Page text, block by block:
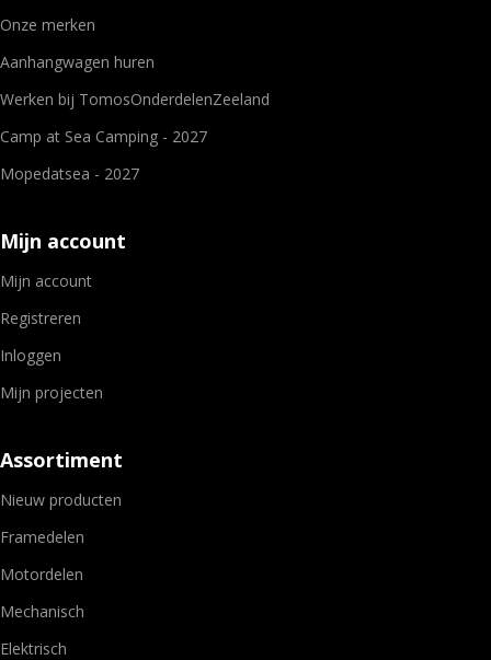
Onze merken
Aanhangwagen huren
Werken bij TomosOnderdelenZeeland
Camp at Sea Camping - 2027
Mopedatsea - 2027
Mijn account
Mijn account
Registreren
Inloggen
Mijn projecten
Assortiment
Nieuw producten
Framedelen
Motordelen
Mechanisch
Elektrisch